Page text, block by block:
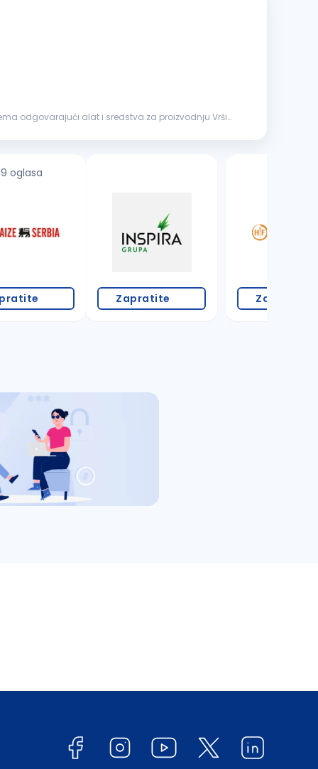
oglasa
Zapratite Zapratite